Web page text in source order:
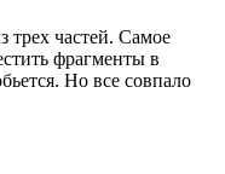
трех частей. Самое
фрагменты в
Но все совпало